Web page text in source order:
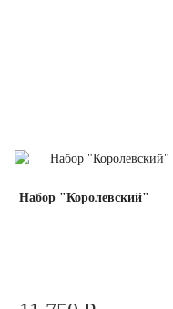
Набор "Королевский"